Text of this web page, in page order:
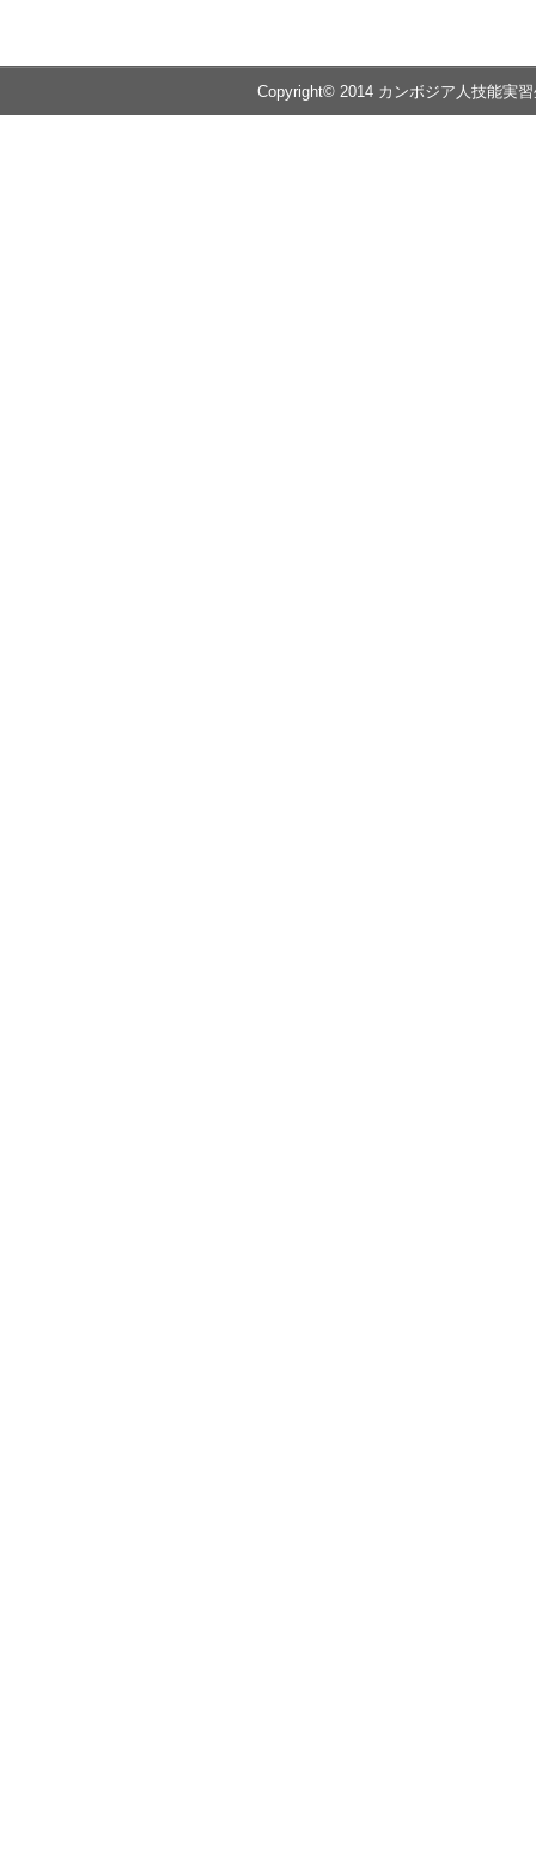
Copyright© 2014 カンボジア人技能実